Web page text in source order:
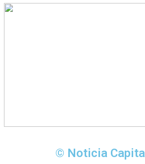
© Noticia Capital